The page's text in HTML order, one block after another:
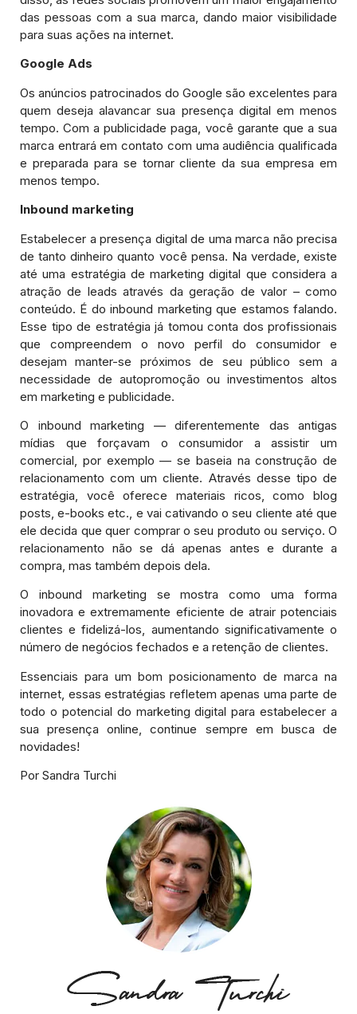
das pessoas com a sua marca, dando maior visibilidade
para suas ações na internet.
Google Ads
Os anúncios patrocinados do Google são excelentes para
quem deseja alavancar sua presença digital em menos
tempo. Com a publicidade paga, você garante que a sua
marca entrará em contato com uma audiência qualificada
e preparada para se tornar cliente da sua empresa em
menos tempo.
Inbound marketing
Estabelecer a presença digital de uma marca não precisa
de tanto dinheiro quanto você pensa. Na verdade, existe
até uma estratégia de marketing digital que considera a
atração de leads através da geração de valor – como
conteúdo. É do inbound marketing que estamos falando.
Esse tipo de estratégia já tomou conta dos profissionais
que compreendem o novo perfil do consumidor e
desejam manter-se próximos de seu público sem a
necessidade de autopromoção ou investimentos altos
em marketing e publicidade.
O inbound marketing — diferentemente das antigas
mídias que forçavam o consumidor a assistir um
comercial, por exemplo — se baseia na construção de
relacionamento com um cliente. Através desse tipo de
estratégia, você oferece materiais ricos, como blog
posts, e-books etc., e vai cativando o seu cliente até que
ele decida que quer comprar o seu produto ou serviço. O
relacionamento não se dá apenas antes e durante a
compra, mas também depois dela.
O inbound marketing se mostra como uma forma
inovadora e extremamente eficiente de atrair potenciais
clientes e fidelizá-los, aumentando significativamente o
número de negócios fechados e a retenção de clientes.
Essenciais para um bom posicionamento de marca na
internet, essas estratégias refletem apenas uma parte de
todo o potencial do marketing digital para estabelecer a
sua presença online, continue sempre em busca de
novidades!
Por Sandra Turchi